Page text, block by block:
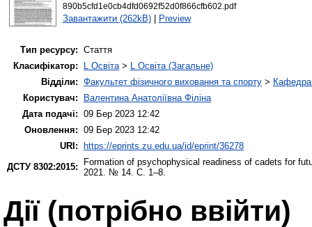
890b5cfd1e0cb4dfd0692f52d0f866cfb602.pdf
Завантажити (262kB)| Preview
Тип ресурсу: Стаття
Класифікатор:
L Освіта> L Освіта (Загальне)
Відділи: Факультет фізичного виховання та спорту > Кафедра
Користувач:
Валентина Анатоліївна Філіна
Дата подачі: 09 Бер 2023 12:42
Оновлення: 09 Бер 2023 12:42
URI:
https://eprints.zu.edu.ua/id/eprint/36278
ДСТУ 8302:2015:
Formation of psychophysical readiness of cadets for
2021. № 14. С. 1–8.
Дії ​​(потрібно ввійти)